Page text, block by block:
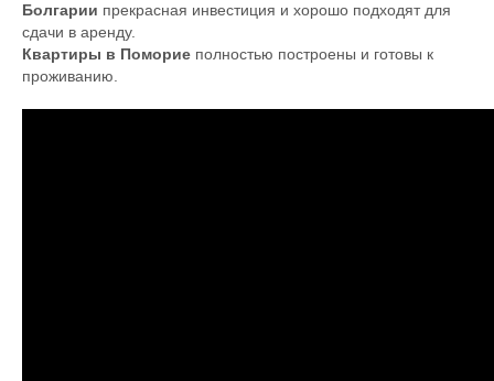
Болгарии прекрасная инвестиция и хорошо подходят для
сдачи в аренду.
Квартиры в Поморие полностью построены и готовы к
проживанию.